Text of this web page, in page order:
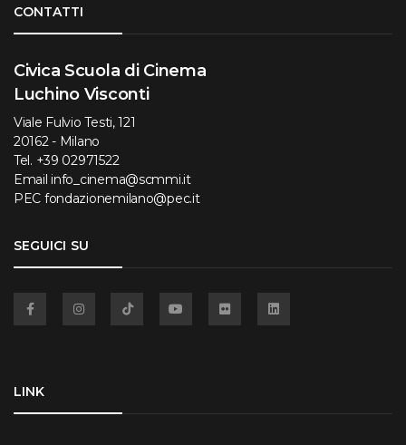
CONTATTI
Civica Scuola di Cinema
Luchino Visconti
Viale Fulvio Testi, 121
20162 - Milano
Tel. +39 02971522
Email info_cinema@scmmi.it
PEC fondazionemilano@pec.it
SEGUICI SU
LINK